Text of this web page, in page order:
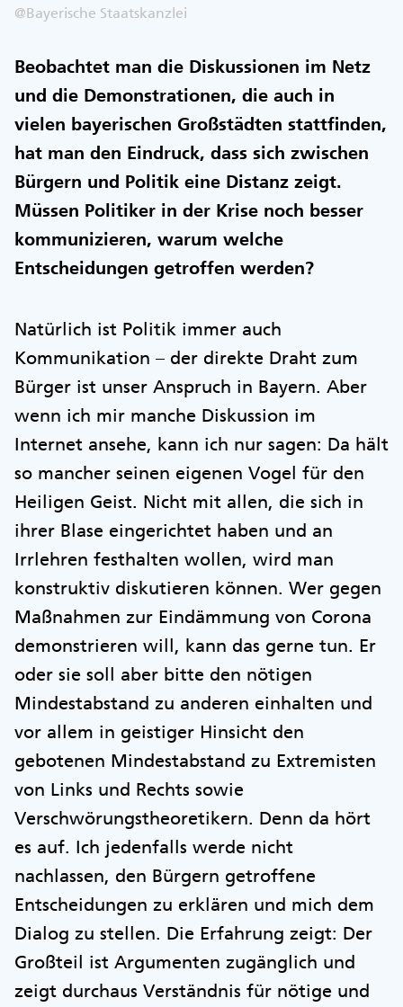
@Bayerische Staatskanzlei
Beobachtet man die Diskussionen im Netz
und die Demonstrationen, die auch in
vielen bayerischen Großstädten stattfinden,
hat man den Eindruck, dass sich zwischen
Bürgern und Politik eine Distanz zeigt.
Müssen Politiker in der Krise noch besser
kommunizieren, warum welche
Entscheidungen getroffen werden?
Natürlich ist Politik immer auch
Kommunikation – der direkte Draht zum
Bürger ist unser Anspruch in Bayern. Aber
wenn ich mir manche Diskussion im
Internet ansehe, kann ich nur sagen: Da hält
so mancher seinen eigenen Vogel für den
Heiligen Geist. Nicht mit allen, die sich in
ihrer Blase eingerichtet haben und an
Irrlehren festhalten wollen, wird man
konstruktiv diskutieren können. Wer gegen
Maßnahmen zur Eindämmung von Corona
demonstrieren will, kann das gerne tun. Er
oder sie soll aber bitte den nötigen
Mindestabstand zu anderen einhalten und
vor allem in geistiger Hinsicht den
gebotenen Mindestabstand zu Extremisten
von Links und Rechts sowie
Verschwörungstheoretikern. Denn da hört
es auf. Ich jedenfalls werde nicht
nachlassen, den Bürgern getroffene
Entscheidungen zu erklären und mich dem
Dialog zu stellen. Die Erfahrung zeigt: Der
Großteil ist Argumenten zugänglich und
zeigt durchaus Verständnis für nötige und